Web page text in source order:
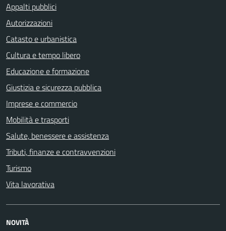
Appalti pubblici
Autorizzazioni
Catasto e urbanistica
Cultura e tempo libero
Educazione e formazione
Giustizia e sicurezza pubblica
Imprese e commercio
Mobilità e trasporti
Salute, benessere e assistenza
Tributi, finanze e contravvenzioni
Turismo
Vita lavorativa
NOVITÀ